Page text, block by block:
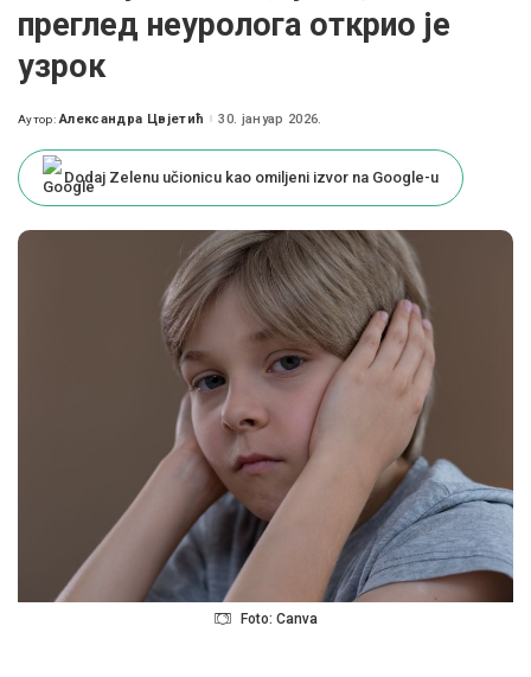
преглед неуролога открио је
узрок
Posted
Аутор: Александра Цвјетић 30. јануар 2026.
Dodaj Zelenu učionicu kao omiljeni izvor na Google-u
Foto: Canva